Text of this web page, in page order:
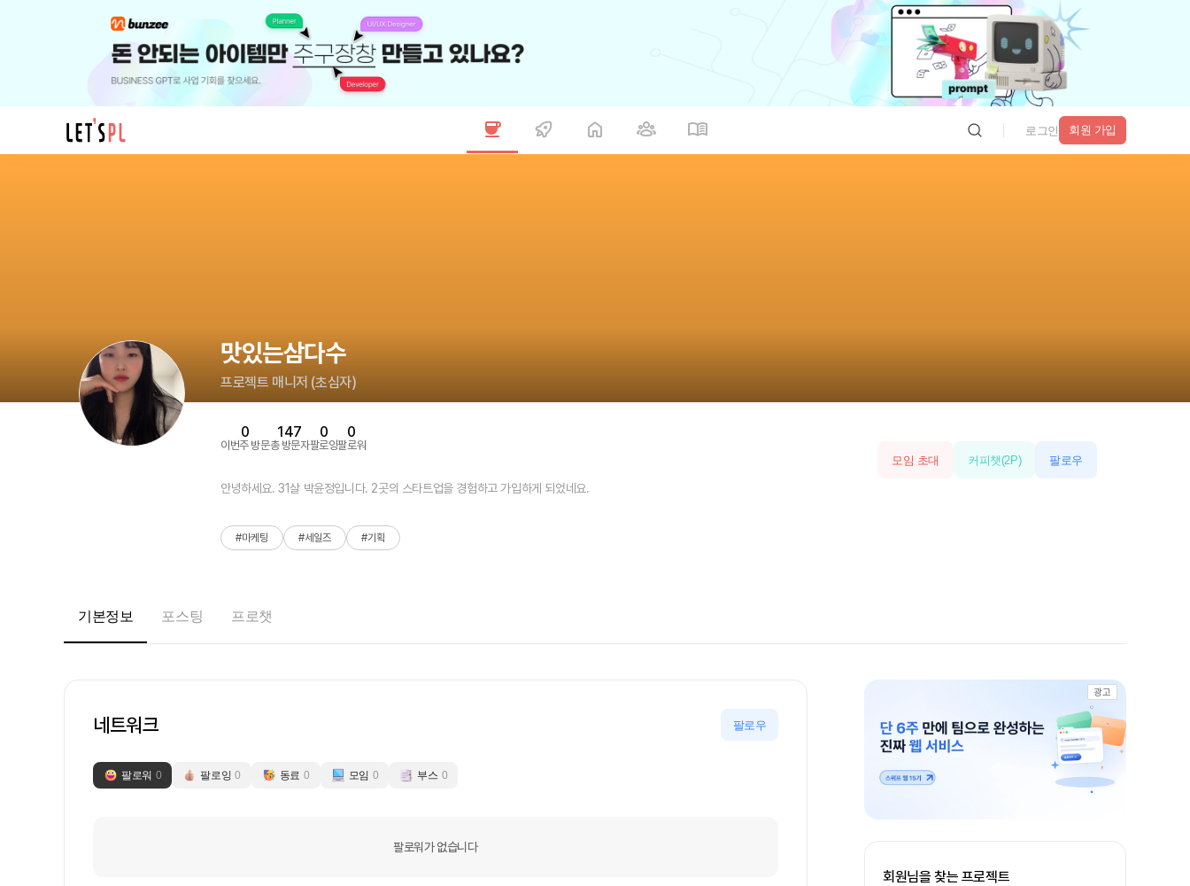
로그인 회원 가입
맛있는삼다수
프로젝트 매니저 (초심자)
이번주 방문
0
총 방문자
147
팔로잉
0
팔로워
0
안녕하세요. 31살 박윤정입니다. 2곳의 스타트업을 경험하고 가입하게 되었네요.
#마케팅 #세일즈 #기획
모임 초대 커피챗(2P) 팔로우
기본정보 포스팅 프로챗
네트워크 팔로우
팔로워 0 팔로잉 0 동료 0 모임 0 부스 0
팔로워가 없습니다
광고
회원님을 찾는 프로젝트